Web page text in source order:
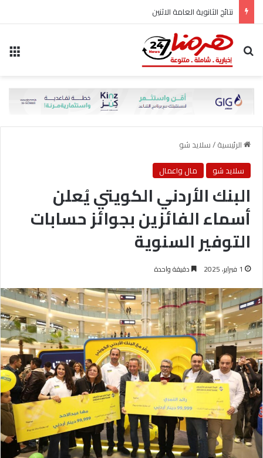
نتائج الثانوية العامة الاثنين
بحث عن
الرئيسية/سلايد شو
سلايد شو
مال واعمال
البنك الأردني الكويتي يُعلن
أسماء الفائزين بجوائز حسابات
التوفير السنوية
1 فبراير، 2025 دقيقة واحدة